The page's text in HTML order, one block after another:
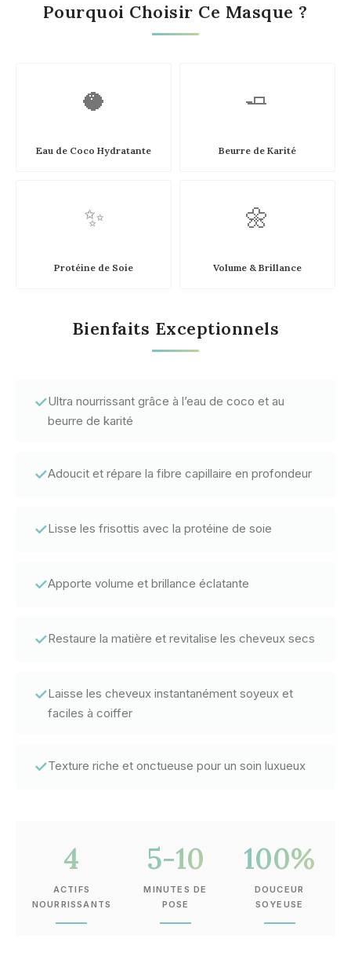
Pourquoi Choisir Ce Masque ?
🥥
Eau de Coco Hydratante
🧈
Beurre de Karité
✨
Protéine de Soie
🌼
Volume & Brillance
Bienfaits Exceptionnels
✓Ultra nourrissant grâce à l’eau de coco et au
beurre de karité
✓Adoucit et répare la fibre capillaire en profondeur
✓Lisse les frisottis avec la protéine de soie
✓Apporte volume et brillance éclatante
✓Restaure la matière et revitalise les cheveux secs
✓Laisse les cheveux instantanément soyeux et
faciles à coiffer
✓Texture riche et onctueuse pour un soin luxueux
4
ACTIFS
NOURRISSANTS
5-10
MINUTES DE
POSE
100%
DOUCEUR
SOYEUSE